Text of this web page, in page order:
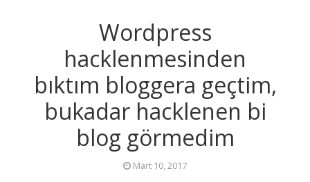
Wordpress
hacklenmesinden
bıktım bloggera geçtim,
bukadar hacklenen bi
blog görmedim
Mart 10, 2017